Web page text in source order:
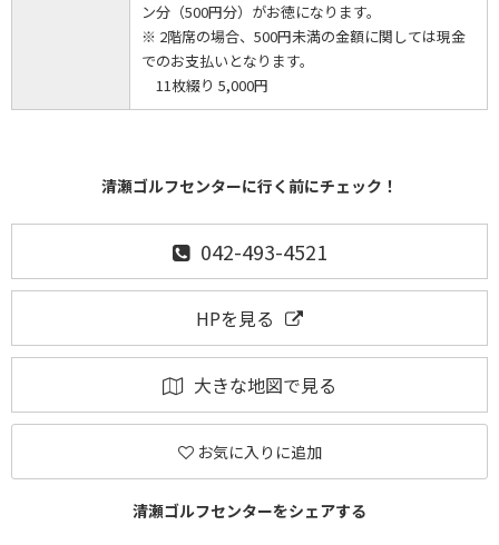
ン分（500円分）がお徳になります。
※ 2階席の場合、500円未満の金額に関しては現金
でのお支払いとなります。
11枚綴り 5,000円
清瀬ゴルフセンターに行く前にチェック！
042-493-4521
HPを見る
大きな地図で見る
お気に入りに追加
清瀬ゴルフセンターをシェアする